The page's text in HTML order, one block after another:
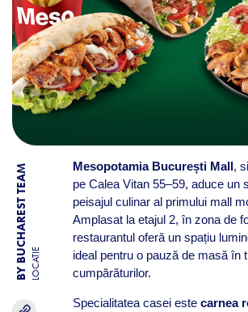
BY BUCHAREST TEAM LOCATIE
Mesopotamia București Mall,
pe Calea Vitan 55–59, aduce un
peisajul culinar al primului mall
Amplasat la etajul 2, în zona de
restaurantul oferă un spațiu
ideal pentru o pauză de masă în
cumpărăturilor.
Specialitatea casei este carnea